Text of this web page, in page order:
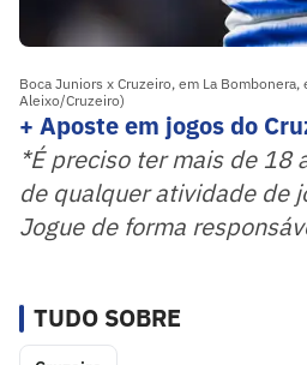
Boca Juniors x Cruzeiro, em La
Aleixo/Cruzeiro)
+ Aposte em jogos do
*É preciso ter mais de 18
de qualquer atividade de
Jogue de forma
TUDO SOBRE